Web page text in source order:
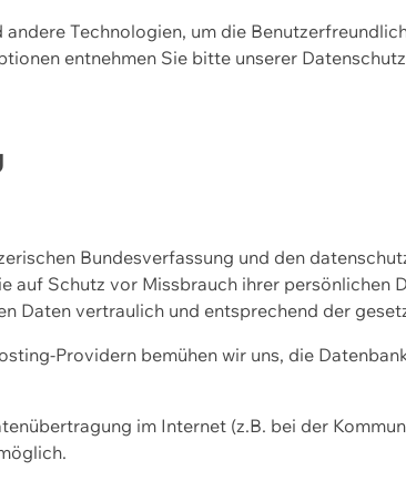
Technologien, um die
entnehmen Sie bitte unserer
Bundesverfassung und den
auf Schutz vor Missbrauch ihrer
Daten vertraulich und entsprechend der
Providern bemühen wir uns, die
im Internet (z.B. bei der